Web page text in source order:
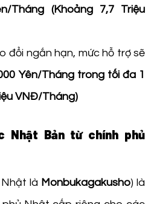
Tháng (Khoảng 7,7 Triệu
đổi ngắn hạn, mức hỗ trợ sẽ
Yên/Tháng trong tối đa 1
VNĐ/Tháng)
Nhật Bản từ chính phủ
là Monbukagakusho) là